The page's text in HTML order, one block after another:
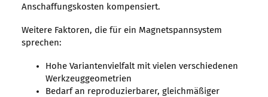
Anschaffungskosten kompensiert.
Weitere Faktoren, die für ein Magnetspannsystem
sprechen:
Hohe Variantenvielfalt mit vielen verschiedenen
Werkzeuggeometrien
Bedarf an reproduzierbarer, gleichmäßiger